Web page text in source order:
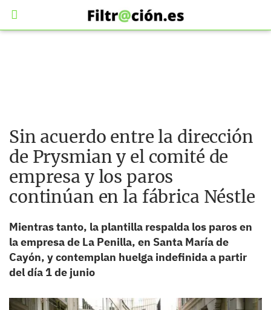
Sin acuerdo entre la dirección
de Prysmian y el comité de
empresa y los paros
continúan en la fábrica Néstle
Mientras tanto, la plantilla respalda los paros en
la empresa de La Penilla, en Santa María de
Cayón, y contemplan huelga indefinida a partir
del día 1 de junio